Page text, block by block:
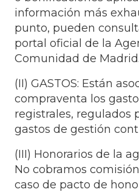
información más
punto, pueden
portal oficial de la
Comunidad de Madrid.
(II) GASTOS: Están
compraventa los
registrales, regulados
gastos de gestión
(III) Honorarios de la
No cobramos
caso de pacto de